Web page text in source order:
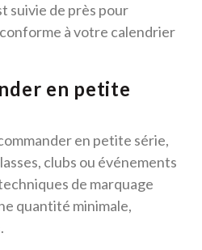
suivie de près pour
à votre calendrier
en petite
en petite série,
clubs ou événements
de marquage
quantité minimale,